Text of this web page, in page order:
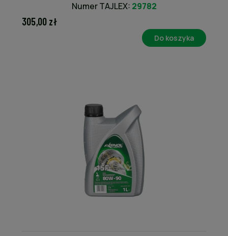
Numer TAJLEX: 29782
305,00 zł
Do koszyka